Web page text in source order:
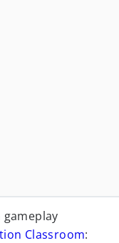
Classroom: